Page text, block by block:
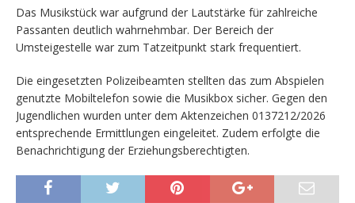
Das Musikstück war aufgrund der Lautstärke für zahlreiche
Passanten deutlich wahrnehmbar. Der Bereich der
Umsteigestelle war zum Tatzeitpunkt stark frequentiert.
Die eingesetzten Polizeibeamten stellten das zum Abspielen
genutzte Mobiltelefon sowie die Musikbox sicher. Gegen den
Jugendlichen wurden unter dem Aktenzeichen 0137212/2026
entsprechende Ermittlungen eingeleitet. Zudem erfolgte die
Benachrichtigung der Erziehungsberechtigten.